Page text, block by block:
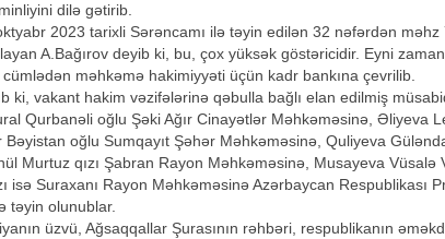
dilə gətirib.
2023 tarixli Sərəncamı ilə təyin edilən 32 nəfərdən
A.Bağırov deyib ki, bu, çox yüksək göstəricidir. Eyni
məhkəmə hakimiyyəti üçün kadr bankına çevrilib.
ki, vakant hakim vəzifələrinə qəbulla bağlı elan edilmiş
Qurbanəli oğlu Şəki Ağır Cinayətlər Məhkəməsinə, Əliyeva
Bəyistan oğlu Sumqayıt Şəhər Məhkəməsinə, Quliyeva
Murtuz qızı Şabran Rayon Məhkəməsinə, Musayeva Vüsalə
isə Suraxanı Rayon Məhkəməsinə Azərbaycan Respublikası
təyin olunublar.
üzvü, Ağsaqqallar Şurasının rəhbəri, respublikanın